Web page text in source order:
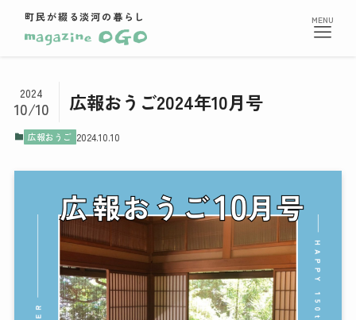
町民が綴る淡河の暮らし
広報おうご2024年10月号
2024
10/10
広報おうご 2024.10.10